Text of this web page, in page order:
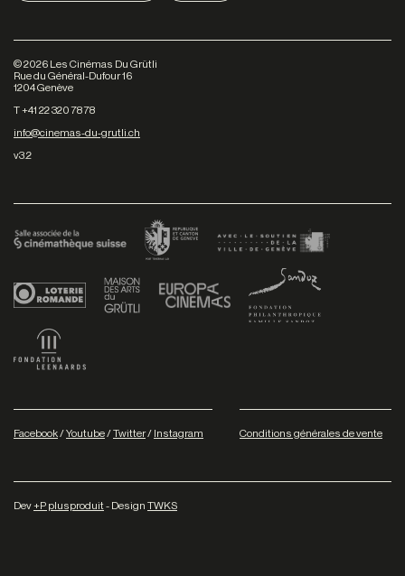
©2026 Les Cinémas Du Grütli
Rue du Général-Dufour 16
1204 Genève
T +41 22 320 78 78
info@cinemas-du-grutli.ch
v3.2
Facebook/Youtube/Twitter/ Instagram Conditions générales de vente
Dev+P plusproduit- Design TWKS